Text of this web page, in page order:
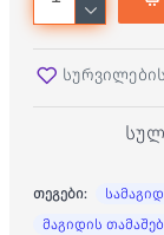
თეგები:
მაგიდის